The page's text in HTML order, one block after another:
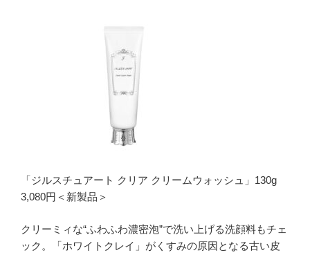
「ジルスチュアート クリア クリームウォッシュ」130g
3,080円＜新製品＞
クリーミィな“ふわふわ濃密泡”で洗い上げる洗顔料もチェ
ック。「ホワイトクレイ」がくすみの原因となる古い皮